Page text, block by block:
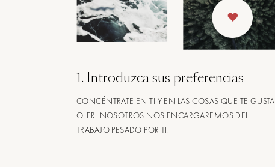
1. Introduzca sus preferencias
CONCÉNTRATE EN TI Y EN LAS COSAS QUE TE GUSTA
OLER. NOSOTROS NOS ENCARGAREMOS DEL
TRABAJO PESADO POR TI.